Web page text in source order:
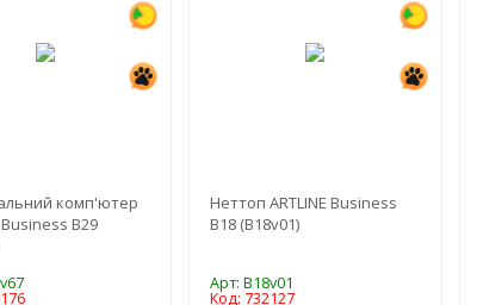
комп'ютер
Business B29
Неттоп ARTLINE Business
B18 (B18v01)
Арт: B18v01
Код: 732127